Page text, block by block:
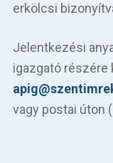
erkölcsi
Jelentkezési
igazgató részére
vagy postai úton